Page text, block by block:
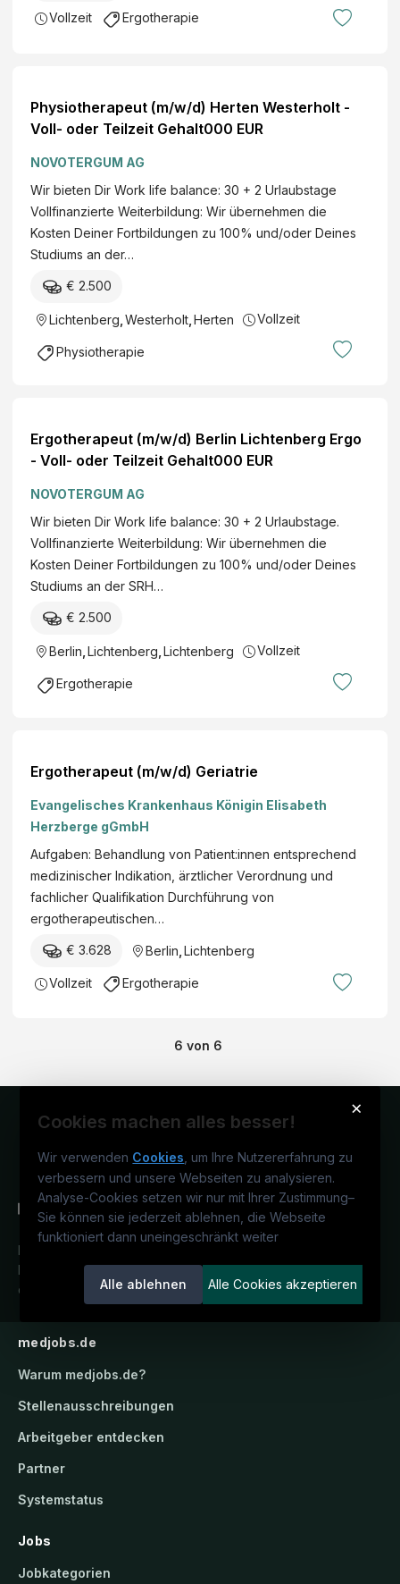
Vollzeit Ergotherapie
Physiotherapeut (m/w/d) Herten Westerholt -
Voll- oder Teilzeit Gehalt000 EUR
NOVOTERGUM AG
Wir bieten Dir Work life balance: 30 + 2 Urlaubstage
Vollfinanzierte Weiterbildung: Wir übernehmen die
Kosten Deiner Fortbildungen zu 100% und/oder Deines
Studiums an der…
€ 2.500
Lichtenberg Westerholt Herten Vollzeit
Physiotherapie
Ergotherapeut (m/w/d) Berlin Lichtenberg Ergo
- Voll- oder Teilzeit Gehalt000 EUR
NOVOTERGUM AG
Wir bieten Dir Work life balance: 30 + 2 Urlaubstage.
Vollfinanzierte Weiterbildung: Wir übernehmen die
Kosten Deiner Fortbildungen zu 100% und/oder Deines
Studiums an der SRH…
€ 2.500
Berlin, Lichtenberg, Lichtenberg Vollzeit
Ergotherapie
Ergotherapeut (m/w/d) Geriatrie
Evangelisches Krankenhaus Königin Elisabeth
Herzberge gGmbH
Aufgaben: Behandlung von Patient:innen entsprechend
medizinischer Indikation, ärztlicher Verordnung und
fachlicher Qualifikation Durchführung von
ergotherapeutischen…
€ 3.628 Berlin Lichtenberg
Vollzeit Ergotherapie
6 von 6
×
Cookies machen alles besser!
Wir verwenden Cookies, um Ihre Nutzererfahrung zu
verbessern und unsere Webseiten zu analysieren.
Analyse-Cookies setzen wir nur mit Ihrer Zustimmung–
Sie können sie jederzeit ablehnen, die Webseite
funktioniert dann uneingeschränkt weiter
Alle ablehnen Alle Cookies akzeptieren
Karriereportal.
candidatis GmbH.
medjobs.de
Warum medjobs.de?
Stellenausschreibungen
Arbeitgeber entdecken
Partner
Systemstatus
Jobs
Jobkategorien